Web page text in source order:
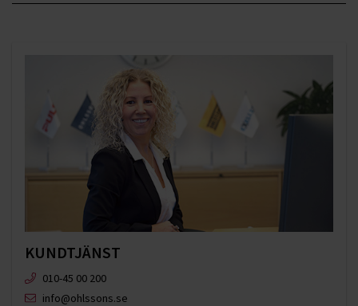
KUNDTJÄNST
010-45 00 200​
info@ohlssons.se